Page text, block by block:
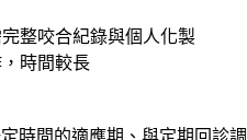
完整咬合紀錄與個人化製
時間較長
時間的適應期、與定期回診調